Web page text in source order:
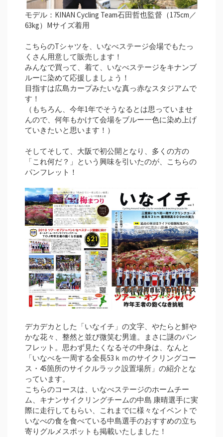
モデル：KINAN Cycling Team石田哲也監督（175cm／
63kg）Mサイズ着用
こちらのTシャツを、いなべステージ会場でもたっ
くさん用意して販売します！
みんなで買って、着て、いなべステージをキナンブ
ルーに染めて応援しましょう！
目指すは広島カープみたいな真っ赤なスタジアムで
す！
（もちろん、今年1年でそうなるとは思っていませ
んので、何年もかけて会場をブルー一色に染め上げ
ていきたいと思います！）
そしてそして、大阪で初公開となり、多くの方の
「これ何だ？」という興味を引いたのが、こちらの
パンフレット！
デカデカとした「いなイチ」の文字、やたらと鮮や
かな花々、整然と並び微笑む男達。まさに謎のパン
フレット。思わず見たくなるその中身は、なんと
「いなべを一周する全長53ｋｍのサイクリングコー
ス・45箇所のサイクルラック設置場所」の紹介とな
っています。
こちらのコースは、いなべステージのホームチー
ム、キナンサイクリングチームの中島 康晴選手に実
際に走行してもらい、これまでに様々なイベントで
いなべの食を食べている中島選手のおすすめの立ち
寄りグルメスポットも掲載いたしました！